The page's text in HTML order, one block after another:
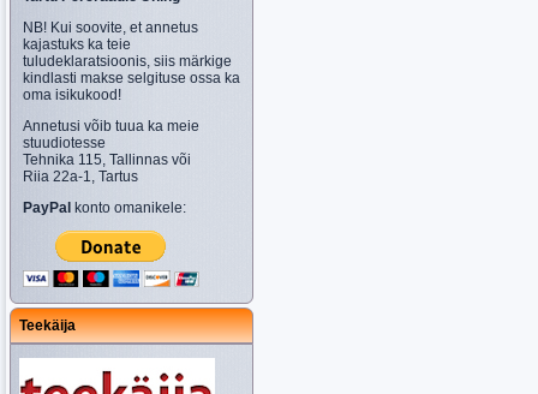
NB! Kui soovite, et annetus
kajastuks ka teie
tuludeklaratsioonis, siis märkige
kindlasti makse selgituse ossa ka
oma isikukood!
Annetusi võib tuua ka meie
stuudiotesse
Tehnika 115, Tallinnas või
Riia 22a-1, Tartus
PayPal konto omanikele:
Teekäija